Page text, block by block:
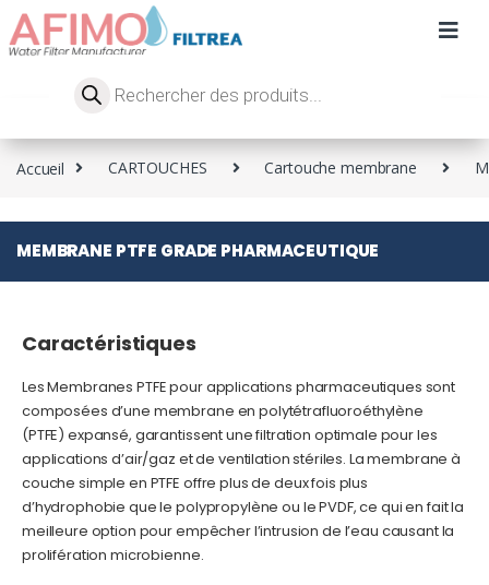
Accueil CARTOUCHES Cartouche membrane
MEMBRANE PTFE GRADE PHARMACEUTIQUE
Caractéristiques
Les Membranes PTFE pour applications pharmaceutiques sont
composées d’une membrane en polytétrafluoroéthylène
(PTFE) expansé, garantissent une filtration optimale pour les
applications d’air/gaz et de ventilation stériles. La membrane à
couche simple en PTFE offre plus de deux fois plus
d’hydrophobie que le polypropylène ou le PVDF, ce qui en fait la
meilleure option pour empêcher l’intrusion de l’eau causant la
prolifération microbienne.